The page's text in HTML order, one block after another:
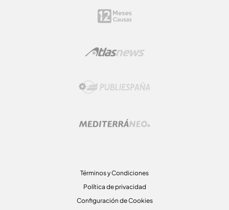
Términos y Condiciones
Política de privacidad
Configuración de Cookies